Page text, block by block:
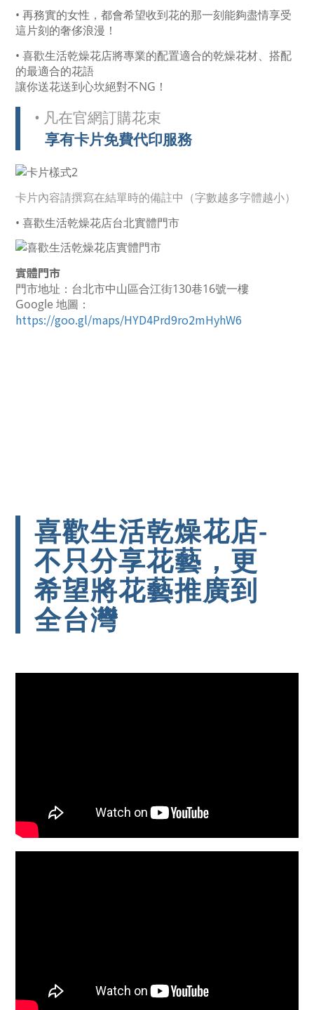
• 再務實的女性，都會希望收到花的那一刻能夠盡情享受
這片刻的奢侈浪漫！
• 喜歡生活乾燥花店將專業的配置適合的乾燥花材、搭配
的最適合的花語
讓你送花送到心坎絕對不NG！
• 凡在官網訂購花束
享有卡片免費代印服務
卡片內容請撰寫在結單時的備註中（字數越多字體越小）
• 喜歡生活乾燥花店台北實體門市
實體門市
門市地址：台北市中山區合江街130巷16號一樓
Google 地圖：
https://goo.gl/maps/HYD4Prd9ro2mHyhW6
喜歡生活乾燥花店-
不只分享花藝，更
希望將花藝推廣到
全台灣